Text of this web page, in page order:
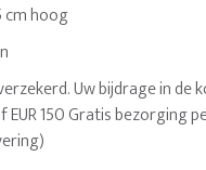
cm hoog
Uw bijdrage in de
EUR 150 Gratis bezorging